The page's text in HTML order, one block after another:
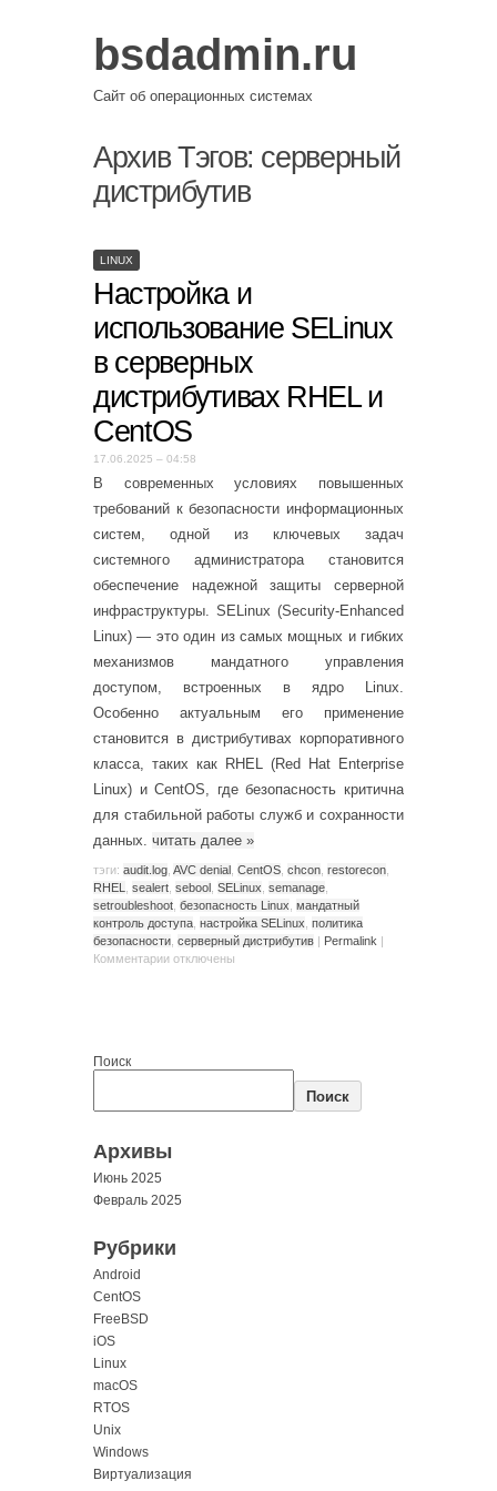
bsdadmin.ru
Сайт об операционных системах
Архив Тэгов: серверный
дистрибутив
LINUX
Настройка и
использование SELinux
в серверных
дистрибутивах RHEL и
CentOS
17.06.2025 – 04:58
В современных условиях повышенных
требований к безопасности информационных
систем, одной из ключевых задач
системного администратора становится
обеспечение надежной защиты серверной
инфраструктуры. SELinux (Security-Enhanced
Linux) — это один из самых мощных и гибких
механизмов мандатного управления
доступом, встроенных в ядро Linux.
Особенно актуальным его применение
становится в дистрибутивах корпоративного
класса, таких как RHEL (Red Hat Enterprise
Linux) и CentOS, где безопасность критична
для стабильной работы служб и сохранности
данных. читать далее »
тэги: audit.log AVC denial CentOS chcon restorecon
RHEL
sealert sebool SELinux semanage
setroubleshoot безопасность Linux мандатный
контроль доступа настройка SELinux политика
безопасности серверный дистрибутив | Permalink |
Комментарии отключены
Поиск
Поиск
Архивы
Июнь 2025
Февраль 2025
Рубрики
Android
CentOS
FreeBSD
iOS
Linux
macOS
RTOS
Unix
Windows
Виртуализация